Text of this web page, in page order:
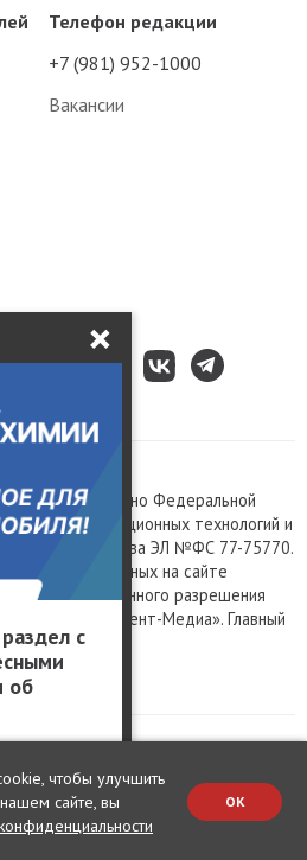
×
с
об
Телефон редакции
+7 (981) 952-1000
Вакансии
зарегистрировано Федеральной
связи, информационных технологий и
свидетельства ЭЛ №ФС 77-75770.
размещенных на сайте
только с письменного разрешения
ООО «Президент-Медиа». Главный
чтобы улучшить
сайте, вы
OK